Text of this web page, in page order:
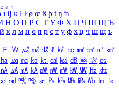
₂ ₃ ₄
ı ĳ ĸ ŀ ł ø œ ß þ ŧ ŋ ŉ
Н О П Р С Т У Ф Х Ц Ч Ш Щ Ъ
й к л м н о п р с т у ф х ц ч ш щ ъ
Ｆ ￦ ㎕ ㎖ ㎗ ℓ ㎘ ㏄ ㎣ ㎤ ㎥ ㎦
㏊ ㎍ ㎎ ㎏ ㏏ ㎈ ㎉ ㏈ ㎧ ㎨ ㎰
㎁ ㎂ ㎃ ㎄ ㎺ ㎻ ㎽ ㎾ ㎿ ㎐ ㎑
㏅ ㎭ ㎮ ㎯ ㏛ ㎩ ㎪ ㎫ ㎬ ㏝ ㏐
㏓